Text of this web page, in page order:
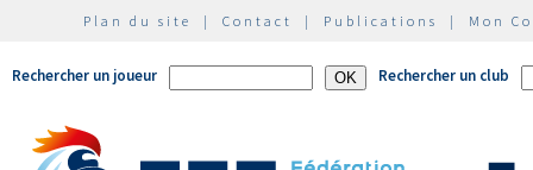
Plan du site | Contact | Publications | Mon
Rechercher un joueur Rechercher un club